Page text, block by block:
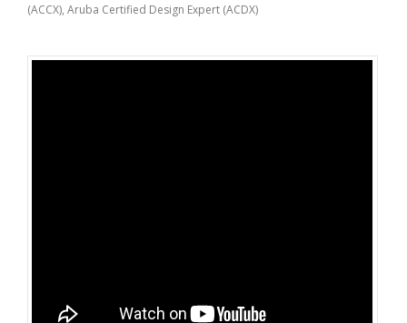
(ACCX), Aruba Certified Design Expert (ACDX)